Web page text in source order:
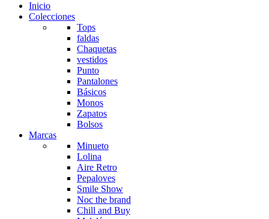
Inicio
Colecciones
Tops
faldas
Chaquetas
vestidos
Punto
Pantalones
Básicos
Monos
Zapatos
Bolsos
Marcas
Minueto
Lolina
Aire Retro
Pepaloves
Smile Show
Noc the brand
Chill and Buy